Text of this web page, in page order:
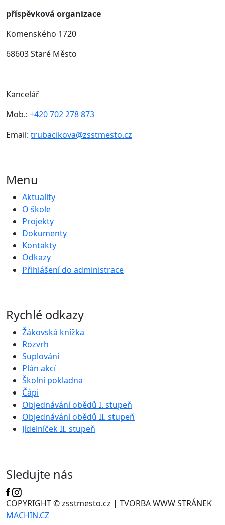
příspěvková organizace
Komenského 1720
68603 Staré Město
Kancelář
Mob.: +420 702 278 873
Email: trubacikova@zsstmesto.cz
Menu
Aktuality
O škole
Projekty
Dokumenty
Kontakty
Odkazy
Přihlášení do administrace
Rychlé odkazy
Žákovská knížka
Rozvrh
Suplování
Plán akcí
Školní pokladna
Čápi
Objednávání obědů I. stupeň
Objednávání obědů II. stupeň
Jídelníček II. stupeň
Sledujte nás
COPYRIGHT © zsstmesto.cz | TVORBA WWW STRÁNEK
MACHIN.CZ